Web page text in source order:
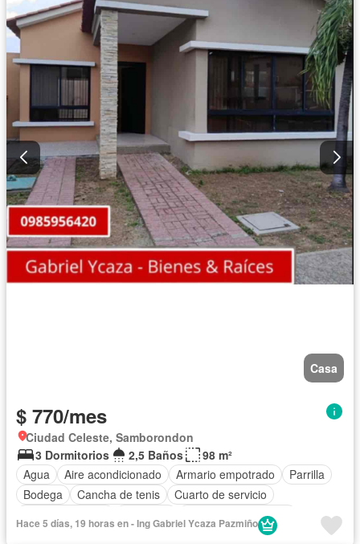
Casa
$ 770/mes
Ciudad Celeste, Samborondon
3 Dormitorios
2,5 Baños
98 m²
Agua
Aire acondicionado Armario empotrado
Parrilla
Bodega
Cancha de tenis
Cuarto de servicio
Garita de guardianía
Seguridad
Hace 5 días, 19 horas en - Ing Gabriel Ycaza Pazmiño